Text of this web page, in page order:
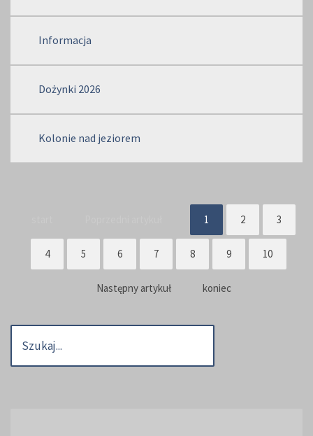
Informacja
Dożynki 2026
Kolonie nad jeziorem
1 2 3
4 5 6 7 8 9 10
Następny artykuł koniec